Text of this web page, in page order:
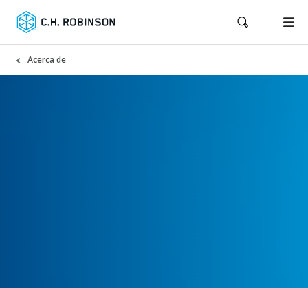
Acerca de